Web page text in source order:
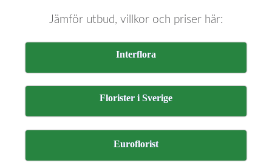
Jämför utbud, villkor och priser här:
Interflora
Florister i Sverige
Euroflorist